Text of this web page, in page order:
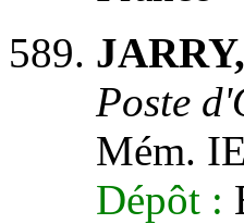
Poste
Mém.
Dépôt :